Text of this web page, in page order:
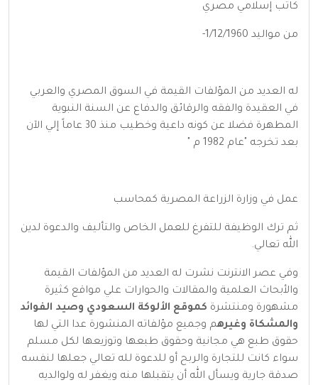
كاتب إسلامي مصري
من مواليد 1/12/1960-
له العديد من المؤلفات القيمة في السوق المصري والعربي
في العقيدة والفقه والرقائق والدفاع عن السنة النبوية
المطهرة فضلا عن كونه داعية وخطيب منذ 30 عاماً إلي الآن
بعد تخرجه "عام 1982 م "
عمل في وزارة الزراعة المصرية كمحاسب
ثم ترك الوظيفة للتفرغ للعمل الخاص والتأليف والدعوة لدين
الله تعالي.
وفي عصر الانترنت نشرت له العديد من المؤلفات القيمة
والأبحاث العلمية والمقالات والحوارات علي مواقع كثيرة
مشهورة ومنتشرة كموقع الألوكة السعودي وصيد الفوائد
والمشكاة وغيرهم وجميع مؤلفاته المنشورة عدا التي لها
حقوق طبع هي مجانية وحقوق طبعها وتوزيعها لكل مسلم
سواء كانت للتجارة والربح أو للدعوة لله تعالي جعلها لنفسه
صدقة جارية ويسأل الله أن يتقبلها منه ويغفر له ولوالديه